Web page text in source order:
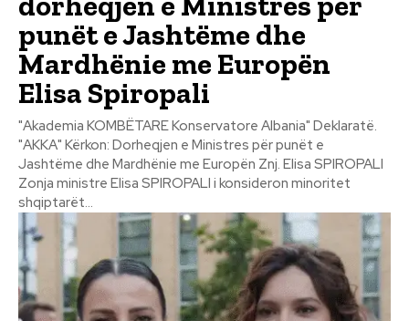
punët e Jashtëme dhe
Mardhënie me Europën
Elisa Spiropali
"Akademia KOMBËTARE Konservatore Albania" Deklaratë.
"AKKA" Kërkon: Dorheqjen e Ministres për punët e
Jashtëme dhe Mardhënie me Europën Znj. Elisa SPIROPALI
Zonja ministre Elisa SPIROPALI i konsideron minoritet
shqiptarët...